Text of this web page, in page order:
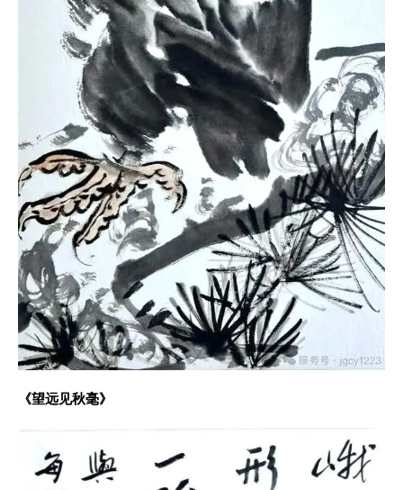
《望远见秋毫》